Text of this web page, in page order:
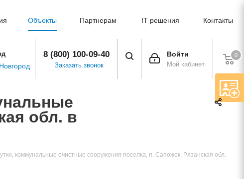
Объекты Партнерам IT решения Контакты
0
Войти
Мой кабинет
8 (800) 100-09-40
Заказать звонок
обл.
коммунальные очистные сооружения поселка, п. Сапожок, Рязанская обл.